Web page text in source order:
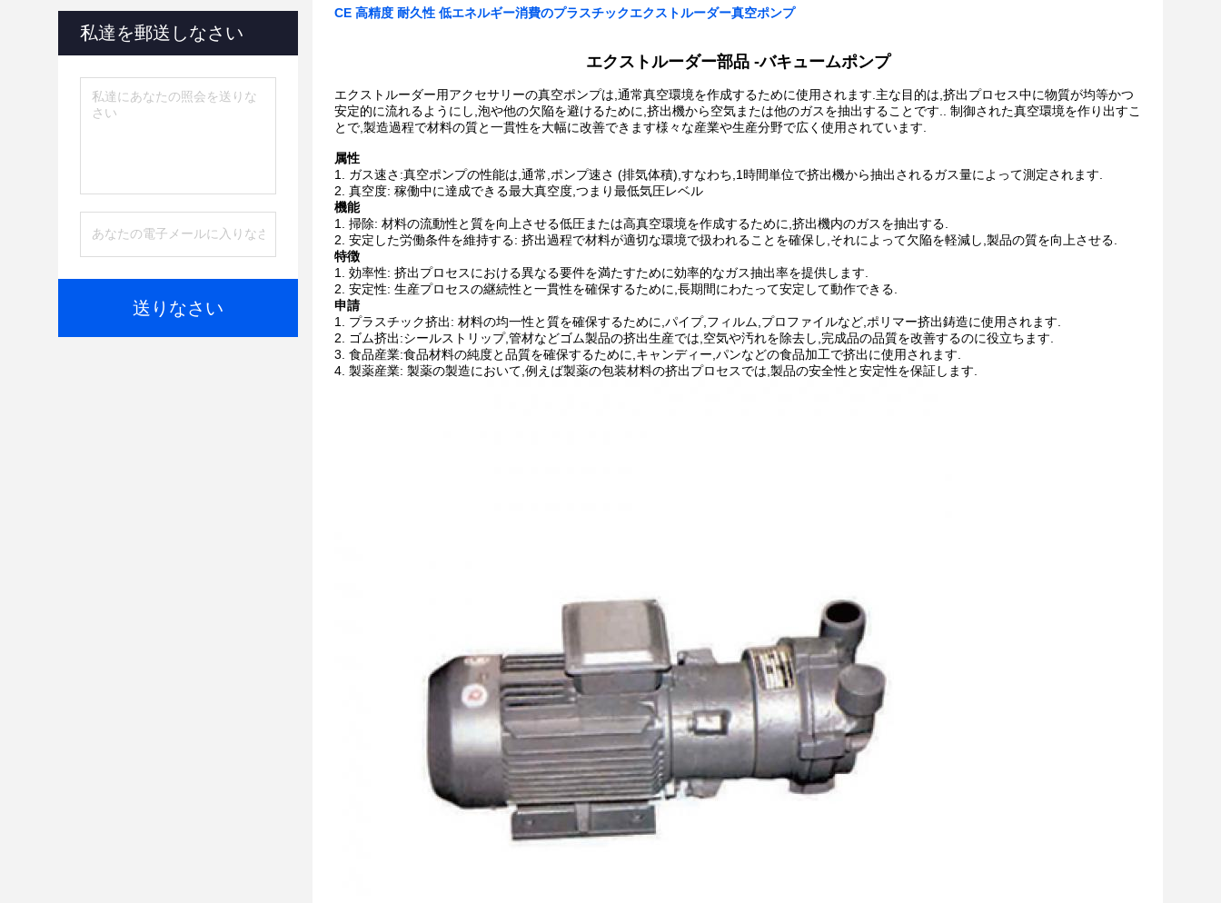
私達を郵送しなさい
送りなさい
CE 高精度 耐久性 低エネルギー消費のプラスチックエクストルーダー真空ポンプ
エクストルーダー部品 -バキュームポンプ
エクストルーダー用アクセサリーの真空ポンプは,通常真空環境を作成するために使用されます.主な目的は,挤出プロセス中に物質が均等かつ
安定的に流れるようにし,泡や他の欠陥を避けるために,挤出機から空気または他のガスを抽出することです.. 制御された真空環境を作り出すこ
とで,製造過程で材料の質と一貫性を大幅に改善できます様々な産業や生産分野で広く使用されています.
属性
ガス速さ:真空ポンプの性能は,通常,ポンプ速さ (排気体積),すなわち,1時間単位で挤出機から抽出されるガス量によって測定されます.
真空度: 稼働中に達成できる最大真空度,つまり最低気圧レベル
機能
掃除: 材料の流動性と質を向上させる低圧または高真空環境を作成するために,挤出機内のガスを抽出する.
安定した労働条件を維持する: 挤出過程で材料が適切な環境で扱われることを確保し,それによって欠陥を軽減し,製品の質を向上させる.
特徴
効率性: 挤出プロセスにおける異なる要件を満たすために効率的なガス抽出率を提供します.
安定性: 生産プロセスの継続性と一貫性を確保するために,長期間にわたって安定して動作できる.
申請
プラスチック挤出: 材料の均一性と質を確保するために,パイプ,フィルム,プロファイルなど,ポリマー挤出鋳造に使用されます.
ゴム挤出:シールストリップ,管材などゴム製品の挤出生産では,空気や汚れを除去し,完成品の品質を改善するのに役立ちます.
食品産業:食品材料の純度と品質を確保するために,キャンディー,パンなどの食品加工で挤出に使用されます.
製薬産業: 製薬の製造において,例えば製薬の包装材料の挤出プロセスでは,製品の安全性と安定性を保証します.